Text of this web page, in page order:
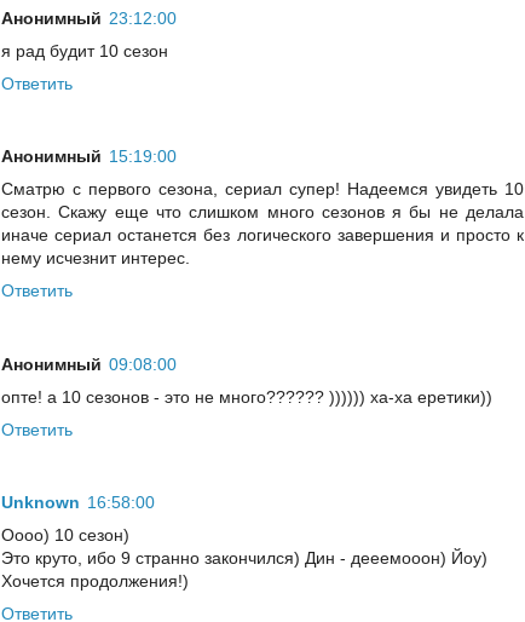
Анонимный 23:12:00
я рад будит 10 сезон
Ответить
Анонимный 15:19:00
Сматрю с первого сезона, сериал супер! Надеемся увидеть 10
сезон. Скажу еще что слишком много сезонов я бы не делала
иначе сериал останется без логического завершения и просто к
нему исчезнит интерес.
Ответить
Анонимный 09:08:00
опте! а 10 сезонов - это не много?????? )))))) ха-ха еретики))
Ответить
Unknown 16:58:00
Оооо) 10 сезон)
Это круто, ибо 9 странно закончился) Дин - дееемооон) Йоу)
Хочется продолжения!)
Ответить